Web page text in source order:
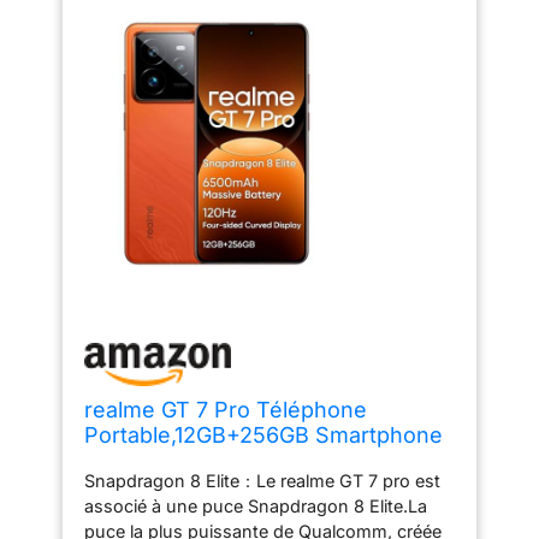
realme GT 7 Pro Téléphone
Portable,12GB+256GB Smartphone
Écran RealWorld Eco,50MP Appareil
Photo Instantané,6500mAh,Dual
Snapdragon 8 Elite：Le realme GT 7 pro est
associé à une puce Snapdragon 8 Elite.La
puce la plus puissante de Qualcomm, créée